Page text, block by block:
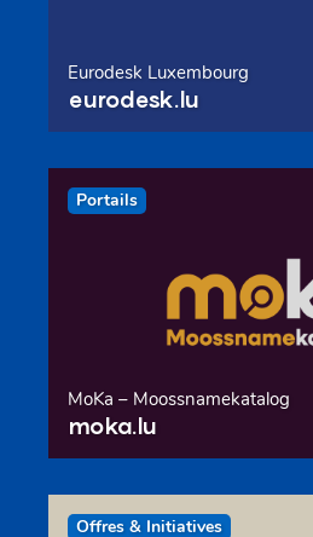
Eurodesk Luxembourg
eurodesk.lu
Portails
MoKa – Moossnamekatalog
moka.lu
Offres & Initiatives